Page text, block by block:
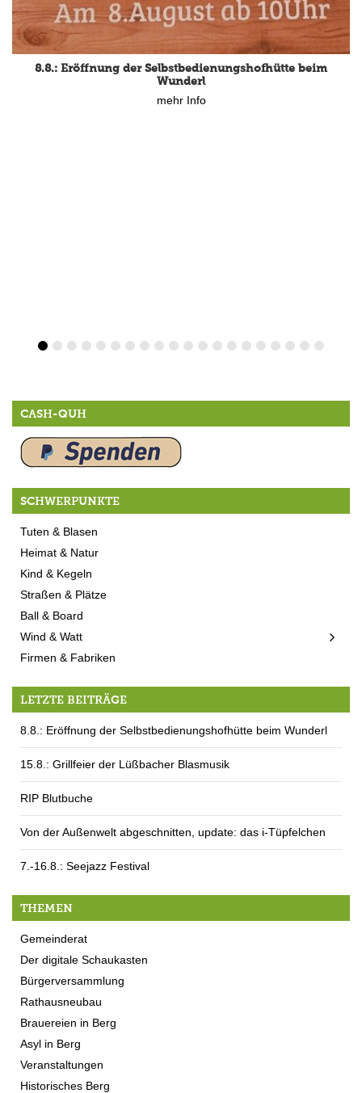
8.8.: Eröffnung der Selbstbedienungshofhütte beim
Wunderl
mehr Info
CASH-QUH
SCHWERPUNKTE
Tuten & Blasen
Heimat & Natur
Kind & Kegeln
Straßen & Plätze
Ball & Board
Wind & Watt
Firmen & Fabriken
LETZTE BEITRÄGE
8.8.: Eröffnung der Selbstbedienungshofhütte beim Wunderl
15.8.: Grillfeier der Lüßbacher Blasmusik
RIP Blutbuche
Von der Außenwelt abgeschnitten, update: das i-Tüpfelchen
7.-16.8.: Seejazz Festival
THEMEN
Gemeinderat
Der digitale Schaukasten
Bürgerversammlung
Rathausneubau
Brauereien in Berg
Asyl in Berg
Veranstaltungen
Historisches Berg